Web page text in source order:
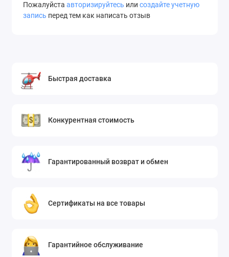
Пожалуйста авторизируйтесь или создайте учетную
запись перед тем как написать отзыв
Быстрая доставка
Конкурентная стоимость
Гарантированный возврат и обмен
Сертификаты на все товары
Гарантийное обслуживание